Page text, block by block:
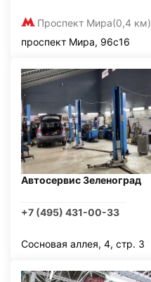
Проспект Мира(0,4 км)
проспект Мира, 96с16
Автосервис Зеленоград
+7 (495) 431-00-33
Сосновая аллея, 4, стр. 3